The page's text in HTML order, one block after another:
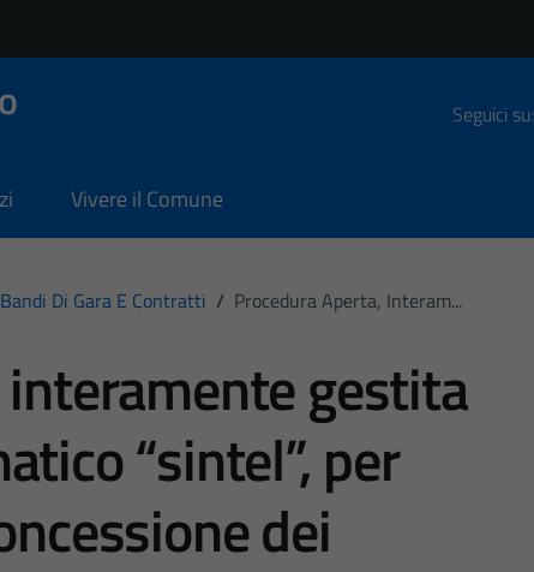
Seguici su:
Vivere il Comune
Bandi Di Gara E Contratti / Procedura Aperta, Interam...
gestita
“sintel”, per
dei